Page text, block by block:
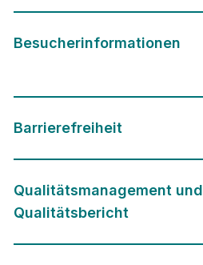
Besucherinformationen
Barrierefreiheit
Qualitätsmanagement und
Qualitätsbericht